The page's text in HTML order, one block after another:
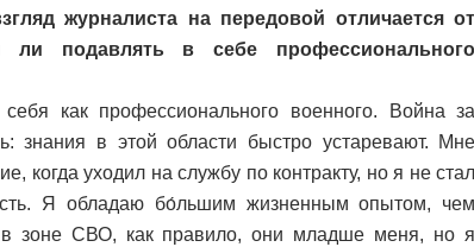
журналиста на передовой отличается от
ли подавлять в себе профессионального
как профессионального военного. Война
знания в этой области быстро устаревают. Мне
когда уходил на службу по контракту, но я не стал
Я обладаю бо́льшим жизненным опытом, чем
в зоне СВО, как правило, они младше меня, но я